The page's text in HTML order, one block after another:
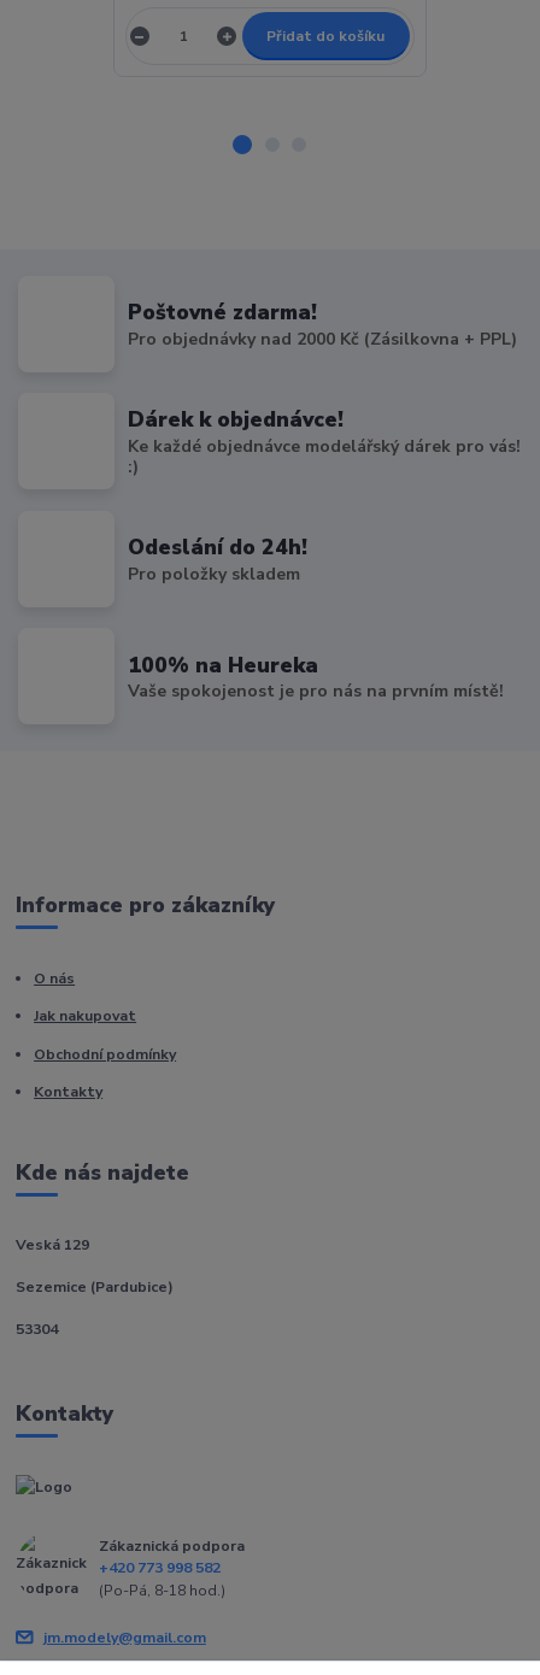
Přidat do košíku
Poštovné zdarma!
Pro objednávky nad 2000 Kč (Zásilkovna + PPL)
Dárek k objednávce!
Ke každé objednávce modelářský dárek pro vás!
:)
Odeslání do 24h!
Pro položky skladem
100% na Heureka
Vaše spokojenost je pro nás na prvním místě!
Informace pro zákazníky
O nás
Jak nakupovat
Obchodní podmínky
Kontakty
Kde nás najdete
Veská 129
Sezemice (Pardubice)
53304
Kontakty
Zákaznická podpora
+420 773 998 582
(Po-Pá, 8-18 hod.)
jm.modely@gmail.com